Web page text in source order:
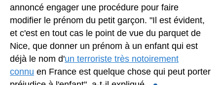
annoncé engager une procédure pour faire
modifier le prénom du petit garçon. "Il est évident,
et c'est en tout cas le point de vue du parquet de
Nice, que donner un prénom à un enfant qui est
déjà le nom d'un terroriste très notoirement
connu en France est quelque chose qui peut porter